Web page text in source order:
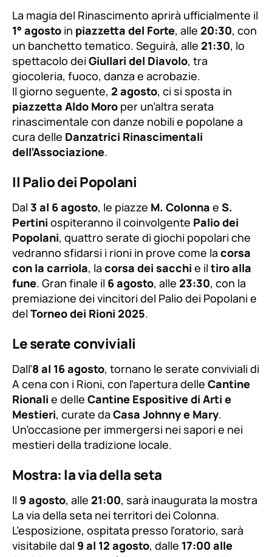
La magia del Rinascimento aprirà ufficialmente il
1° agosto in piazzetta del Forte, alle 20:30, con
un banchetto tematico. Seguirà, alle 21:30, lo
spettacolo dei Giullari del Diavolo, tra
giocoleria, fuoco, danza e acrobazie.
Il giorno seguente, 2 agosto, ci si sposta in
piazzetta Aldo Moro per un’altra serata
rinascimentale con danze nobili e popolane a
cura delle Danzatrici Rinascimentali
dell’Associazione.
Il Palio dei Popolani
Dal 3 al 6 agosto, le piazze M. Colonna e S.
Pertini ospiteranno il coinvolgente Palio dei
Popolani, quattro serate di giochi popolari che
vedranno sfidarsi i rioni in prove come la corsa
con la carriola, la corsa dei sacchi e il tiro alla
fune. Gran finale il 6 agosto, alle 23:30, con la
premiazione dei vincitori del Palio dei Popolani e
del Torneo dei Rioni 2025.
Le serate conviviali
Dall’8 al 16 agosto, tornano le serate conviviali di
A cena con i Rioni, con l’apertura delle Cantine
Rionali e delle Cantine Espositive di Arti e
Mestieri, curate da Casa Johnny e Mary.
Un’occasione per immergersi nei sapori e nei
mestieri della tradizione locale.
Mostra: la via della seta
Il 9 agosto, alle 21:00, sarà inaugurata la mostra
La via della seta nei territori dei Colonna.
L’esposizione, ospitata presso l’oratorio, sarà
visitabile dal 9 al 12 agosto, dalle 17:00 alle